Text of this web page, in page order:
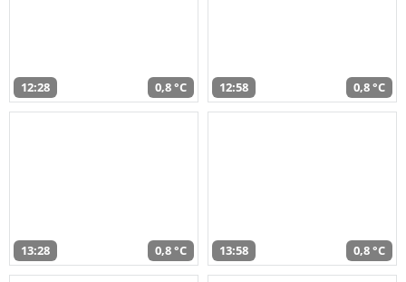
12:28 0,8 °C 12:58 0,8 °C
13:28 0,8 °C 13:58 0,8 °C